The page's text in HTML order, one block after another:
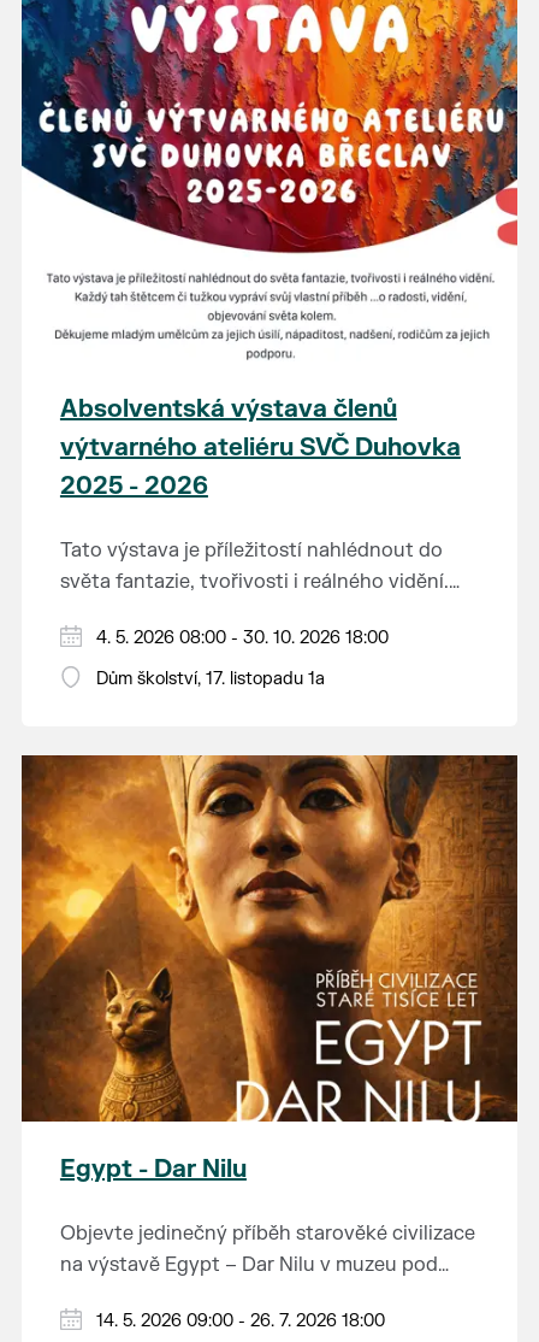
Absolventská výstava členů
výtvarného ateliéru SVČ Duhovka
2025 - 2026
Tato výstava je příležitostí nahlédnout do
světa fantazie, tvořivosti i reálného vidění.
vlastní příběh... o radosti, vidění, objevování
světa kolem.
Děkujeme mladým umělcům za jejich úsilí,
nápaditost, nadšení, rodičům za jejich
inspirují a překvapí svou upřímností.
4. 5. 2026 08:00 - 30. 10. 2026 18:00
Dům školství, 17. listopadu 1a
Egypt - Dar Nilu
Objevte jedinečný příběh starověké civilizace
na výstavě Egypt – Dar Nilu v muzeu pod
Výstava představuje umění starého Egypta,
14. 5. 2026 09:00 - 26. 7. 2026 18:00